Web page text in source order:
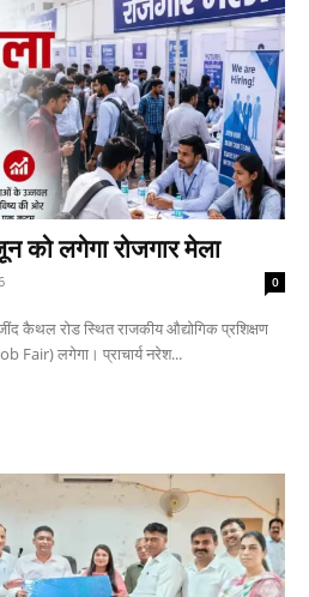
को लगेगा रोजगार मेला
0
कैथल रोड स्थित राजकीय औद्योगिक प्रशिक्षण
Fair) लगेगा। प्राचार्य नरेश...